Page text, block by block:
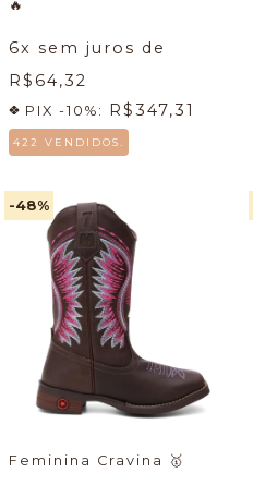
🔥
6x sem juros de
R$64,32
PIX -10%: R$347,31
422 VENDIDOS.
-48%
Feminina Cravina 🥇